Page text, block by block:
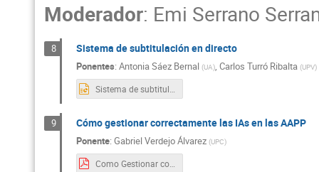
Moderador: Emi Serrano
8 Sistema de subtitulación en directo
Ponentes: Antonia Sáez Bernal (UA), Carlos Turró Ribalta (UPV)
9 Cómo gestionar correctamente las IAs en las AAPP
Ponente: Gabriel Verdejo Álvarez (UPC)
Como Gestionar correctamente las IAs en las AAPP.pdf